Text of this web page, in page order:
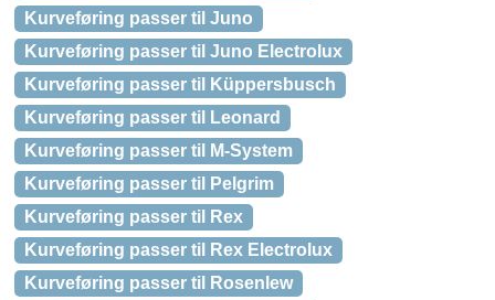
Kurveføring passer til Juno
Kurveføring passer til Juno Electrolux
Kurveføring passer til Küppersbusch
Kurveføring passer til Leonard
Kurveføring passer til M-System
Kurveføring passer til Pelgrim
Kurveføring passer til Rex
Kurveføring passer til Rex Electrolux
Kurveføring passer til Rosenlew